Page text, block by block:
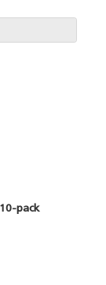
pack